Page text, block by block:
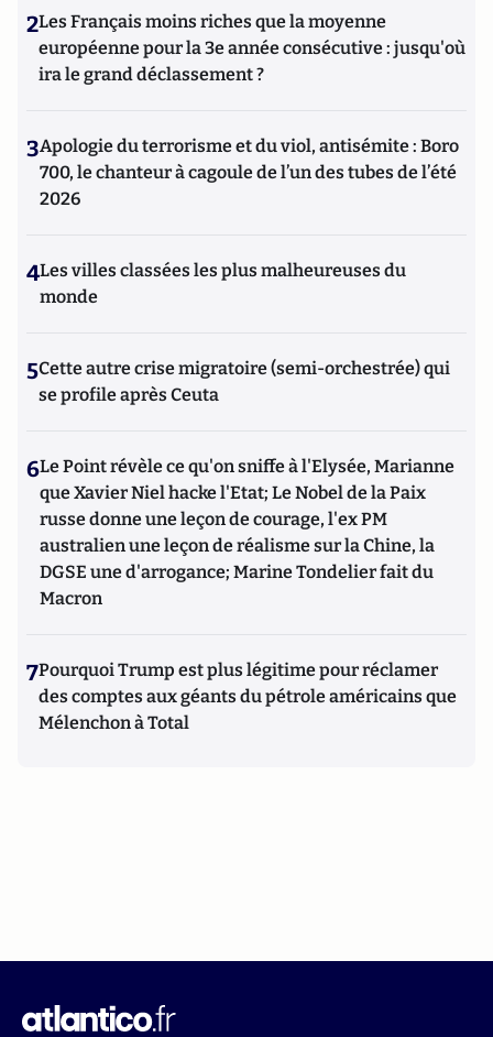
2Les Français moins riches que la moyenne
européenne pour la 3e année consécutive : jusqu'où
ira le grand déclassement ?
3Apologie du terrorisme et du viol, antisémite : Boro
700, le chanteur à cagoule de l’un des tubes de l’été
2026
4Les villes classées les plus malheureuses du
monde
5Cette autre crise migratoire (semi-orchestrée) qui
se profile après Ceuta
6Le Point révèle ce qu'on sniffe à l'Elysée, Marianne
que Xavier Niel hacke l'Etat; Le Nobel de la Paix
russe donne une leçon de courage, l'ex PM
australien une leçon de réalisme sur la Chine, la
DGSE une d'arrogance; Marine Tondelier fait du
Macron
7Pourquoi Trump est plus légitime pour réclamer
des comptes aux géants du pétrole américains que
Mélenchon à Total